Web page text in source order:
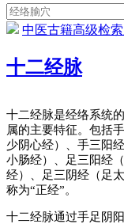
中医古籍高级检索
十二经脉
十二经脉是经络系统
属的主要特征。包括
少阴心经）、手三阳
小肠经）、足三阳经
经）、足三阴经（足
称为“正经”。
十二经脉通过手足阴